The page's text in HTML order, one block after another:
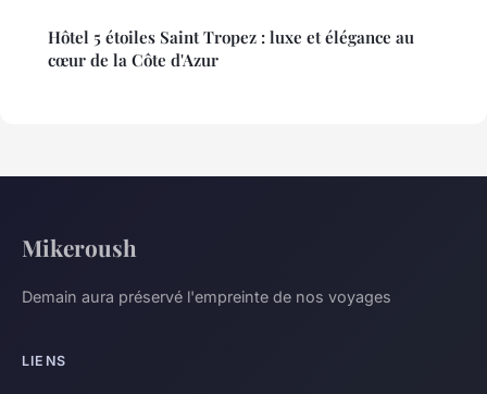
Hôtel 5 étoiles Saint Tropez : luxe et élégance au
cœur de la Côte d'Azur
Mikeroush
Demain aura préservé l'empreinte de nos voyages
LIENS